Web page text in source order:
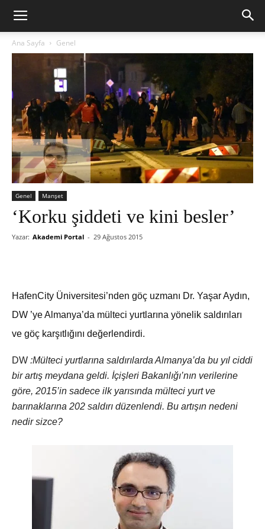
Ana Sayfa Genel
Genel Manşet
‘Korku şiddeti ve kini besler’
Yazar: Akademi Portal - 29 Ağustos 2015
HafenCity Üniversitesi’nden göç uzmanı Dr. Yaşar Aydın,
DW ’ye Almanya’da mülteci yurtlarına yönelik saldırıları
ve göç karşıtlığını değerlendirdi.
DW :Mülteci yurtlarına saldırılarda Almanya’da bu yıl ciddi
bir artış meydana geldi. İçişleri Bakanlığı’nın verilerine
göre, 2015’in sadece ilk yarısında mülteci yurt ve
barınaklarına 202 saldırı düzenlendi. Bu artışın nedeni
nedir sizce?